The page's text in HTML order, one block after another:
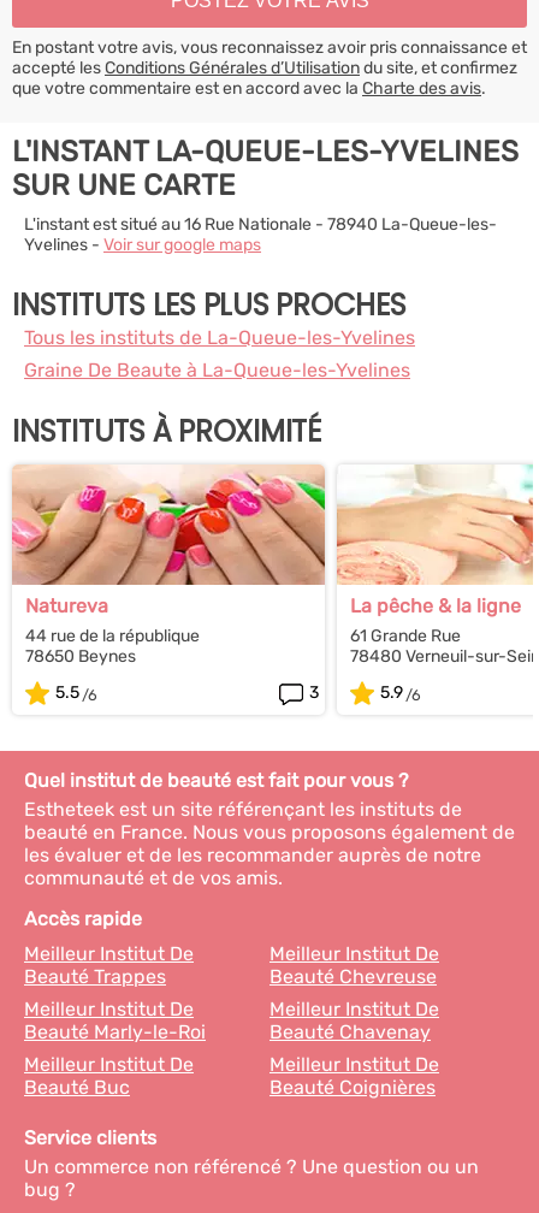
En postant votre avis, vous reconnaissez avoir pris connaissance et
accepté lesConditions Générales d’Utilisationdu site, et confirmez
que votre commentaire est en accord avec la Charte des avis.
L'INSTANT LA-QUEUE-LES-YVELINES
SUR UNE CARTE
L'instant est situé au 16 Rue Nationale - 78940 La-Queue-les-
Yvelines - Voir sur google maps
INSTITUTS LES PLUS PROCHES
Tous les instituts de La-Queue-les-Yvelines
Graine De Beaute à La-Queue-les-Yvelines
INSTITUTS À PROXIMITÉ
Natureva
44 rue de la république
78650 Beynes
5.5
3
La pêche & la ligne
61 Grande Rue
78480 Verneuil-sur-
5.9
Quel institut de beauté est fait pour vous ?
Estheteek est un site référençant les instituts de
beauté en France. Nous vous proposons également de
les évaluer et de les recommander auprès de notre
communauté et de vos amis.
Accès rapide
Meilleur Institut De
Beauté Trappes
Meilleur Institut De
Beauté Chevreuse
Meilleur Institut De
Beauté Marly-le-Roi
Meilleur Institut De
Beauté Chavenay
Meilleur Institut De
Beauté Buc
Meilleur Institut De
Beauté Coignières
Service clients
Un commerce non référencé ? Une question ou un
bug ?